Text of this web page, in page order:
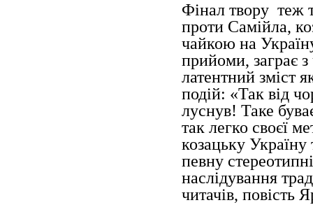
Фінал твору теж
проти Самійла,
чайкою на
прийоми, заграє
латентний зміст
подій: «Так від
луснув! Таке
так легко своєї
козацьку
певну
наслідування
читачів, повість